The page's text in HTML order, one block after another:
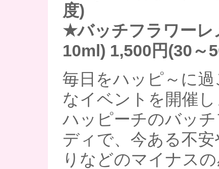
度)
★バッチフラワーレ
10ml) 1,500円(30～
毎日をハッピ～に
なイベントを開催
ハッピーチのバッ
ディで、今ある不
りなどのマイナス